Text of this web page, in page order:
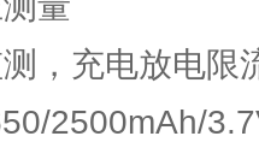
，充电放电限
2500mAh/